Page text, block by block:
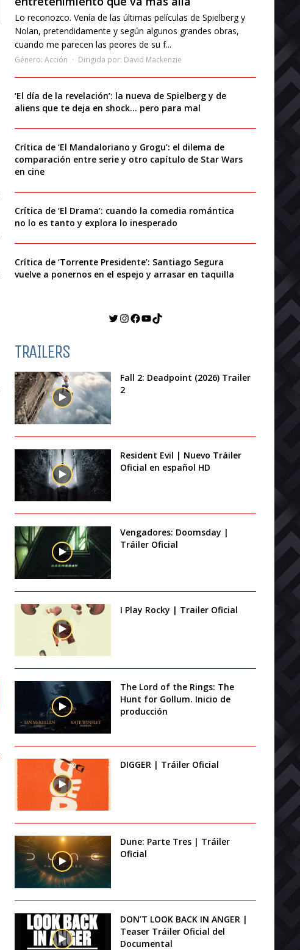
Lo reconozco. Venía de las últimas películas de Spielberg y
Nolan, pretendidamente y según algunos grandes obras,
cuando me parecen las peores de su f...
Género: Acción Dirigida por: David Mackenzie
‘El día de la revelación’: la nueva de Spielberg y de
aliens que te deja en shock… pero para mal
Crítica de ‘El Mandaloriano y Grogu’: el dilema de
comparación entre serie y otro capítulo de Star Wars
en cine
Crítica de ‘El Drama’: cuando la comedia romántica
no lo es tanto y explora lo inesperado
Crítica de ‘Torrente Presidente’: Santiago Segura
vuelve a ponernos en el espejo y arrasar en taquilla
Twitter
Instagram
Facebook
YouTube
TikTok
TRAILERS
Fall 2: Deadpoint (2026) Trailer
2
Resident Evil | Nuevo Tráiler
Oficial en español HD
Vengadores: Doomsday |
Tráiler Oficial
I Play Rocky | Trailer Oficial
The Lord of the Rings: The
Hunt for Gollum. Inicio de
producción
DIGGER | Tráiler Oficial
Dune: Parte Tres | Tráiler
Oficial
DON’T LOOK BACK IN ANGER |
Teaser Tráiler Oficial del
Documental